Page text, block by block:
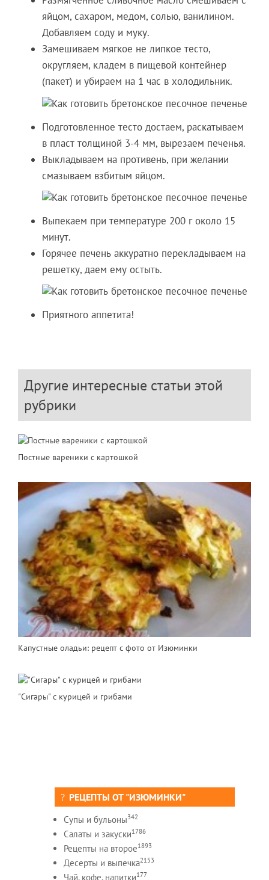
яйцом, сахаром, медом, солью, ванилином.
Добавляем соду и муку.
Замешиваем мягкое не липкое тесто,
округляем, кладем в пищевой контейнер
(пакет) и убираем на 1 час в холодильник.
Подготовленное тесто достаем, раскатываем
в пласт толщиной 3-4 мм, вырезаем печенья.
Выкладываем на противень, при желании
смазываем взбитым яйцом.
Выпекаем при температуре 200 г около 15
минут.
Горячее печень аккуратно перекладываем на
решетку, даем ему остыть.
Приятного аппетита!
Другие интересные статьи этой
рубрики
Постные вареники с картошкой
Капустные оладьи: рецепт с фото от Изюминки
"Сигары" с курицей и грибами
РЕЦЕПТЫ ОТ "ИЗЮМИНКИ"
Супы и бульоны342
Салаты и закуски1786
Рецепты на второе1893
Десерты и выпечка2153
Чай, кофе, напитки177